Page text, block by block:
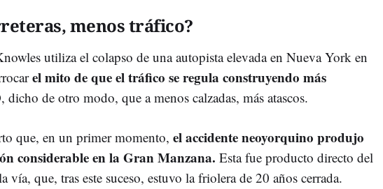
menos tráfico?
utiliza el colapso de una autopista elevada en Nueva York en
el mito de que el tráfico se regula construyendo más
dicho de otro modo, que a menos calzadas, más atascos.
que, en un primer momento, el accidente neoyorquino produjo
considerable en la Gran Manzana. Esta fue producto directo del
vía, que, tras este suceso, estuvo la friolera de 20 años cerrada.